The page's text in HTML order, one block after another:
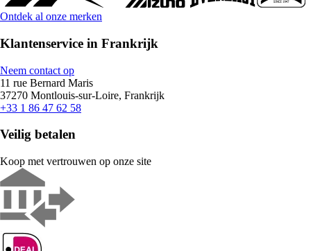
Ontdek al onze merken
Klantenservice in Frankrijk
Neem contact op
11 rue Bernard Maris
37270 Montlouis-sur-Loire, Frankrijk
+33 1 86 47 62 58
Veilig betalen
Koop met vertrouwen op onze site